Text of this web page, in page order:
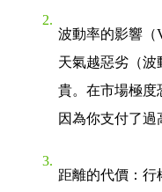
波動率的影響（
天氣越惡劣（波
貴。在市場極度
因為你支付了過
距離的代價 ：